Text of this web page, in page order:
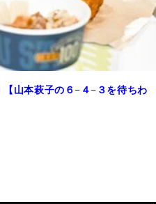
山本萩子の６−４−３を待ちわ